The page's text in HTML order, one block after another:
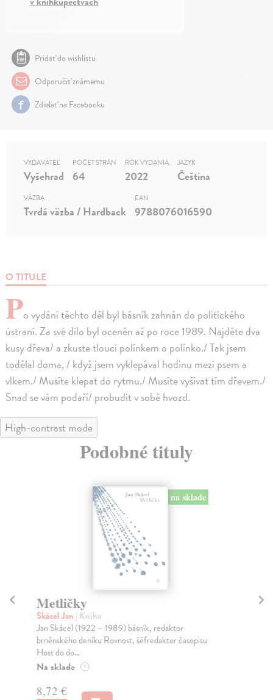
Pridať do wishlistu
Odporučiť známemu
Zdielať na Facebooku
O TITULE
Po vydání těchto děl byl básník zahnán do politického
ústraní. Za své dílo byl oceněn až po roce 1989. Najděte dva
kusy dřeva/ a zkuste tlouci polínkem o polínko./ Tak jsem
todělal doma, / když jsem vyklepával hodinu mezi psem a
vlkem./ Musíte klepat do rytmu./ Musíte vyšívat tím dřevem./
Snad se vám podaří/ probudit v sobě hvozd.
VYDAVATEĽ
Vyšehrad
POČET STRÁN
64
ROK VYDANIA
2022
JAZYK
Čeština
VÄZBA
Tvrdá väzba / Hardback
EAN
9788076016590
High-contrast mode
Podobné tituly
na sklade
Metličky
Skácel Jan | Kniha
Jan Skácel (1922 – 1989) básník, redaktor
brněnského deníku Rovnost, šéfredaktor časopisu
Host do do...
Na sklade ?
8,72 €